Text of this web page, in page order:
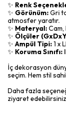
✨ Renk
✨ Görünüm:Gri
atmosfer yaratır.
✨ Materyal:
✨ Ölçüler
✨ Ampül Tipi:1 x
✨ Koruma Sınıfı:
İç dekorasyon
seçim. Hem stil
Daha fazla
ziyaret